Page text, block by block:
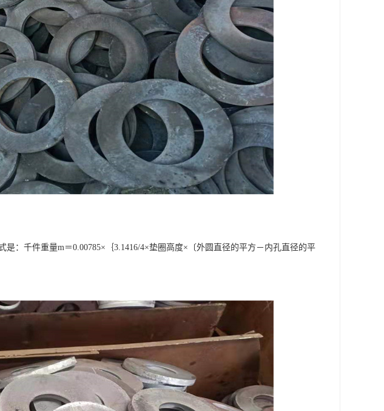
：千件重量m＝0.00785×｛3.1416/4×垫圈高度×〔外圆直径的平方－内孔直径的平